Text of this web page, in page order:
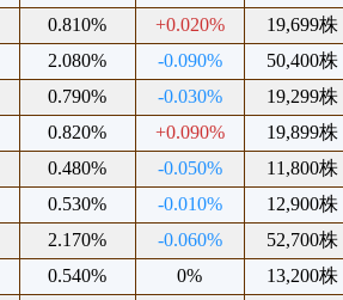
0.810% +0.020% 19,699株
2.080% -0.090% 50,400株
0.790% -0.030% 19,299株
0.820% +0.090% 19,899株
0.480% -0.050% 11,800株
0.530% -0.010% 12,900株
2.170% -0.060% 52,700株
0.540% 0% 13,200株